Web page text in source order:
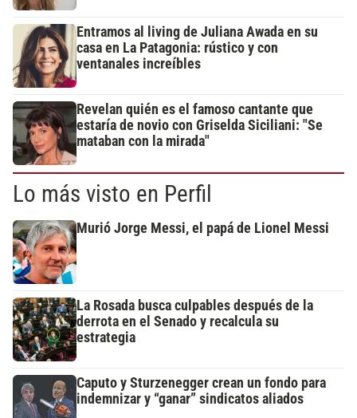
Entramos al living de Juliana Awada en su
casa en La Patagonia: rústico y con
ventanales increíbles
Revelan quién es el famoso cantante que
estaría de novio con Griselda Siciliani: "Se
mataban con la mirada"
Lo más visto en Perfil
Murió Jorge Messi, el papá de Lionel Messi
La Rosada busca culpables después de la
derrota en el Senado y recalcula su
estrategia
Caputo y Sturzenegger crean un fondo para
indemnizar y “ganar” sindicatos aliados